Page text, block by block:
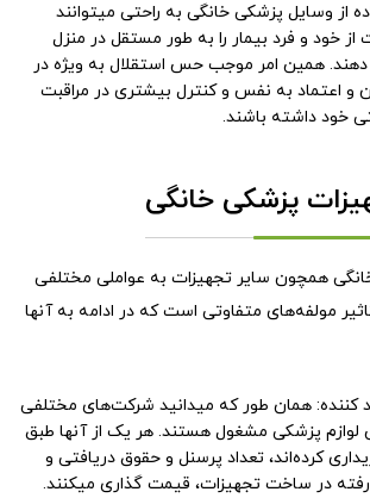
از وسایل پزشکی خانگی به راحتی میتوانند
از خود و فرد بیمار را به طور مستقل در منزل
دهند. همین امر موجب حس استقلال به ویژه در
و اعتماد به نفس و کنترل بیشتری در مراقبت
خود داشته باشند.
پزشکی خانگی
همچون سایر تجهیزات به عواملی مختلفی
مولفه‌های متفاوتی است که در ادامه به آنها
کننده: همان طور که میدانید شرکت‌های مختلفی
لوازم پزشکی مشغول هستند. هر یک از آنها طبق
کرده‌اند، تعداد پرسنل و حقوق دریافتی و
رفته در ساخت تجهیزات، قیمت گذاری میکنند.